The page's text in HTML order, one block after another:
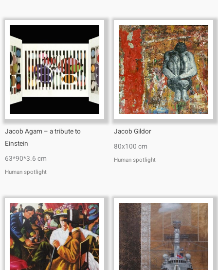
Jacob Agam – a tribute to
Einstein
63*90*3.6 cm
Human spotlight
Jacob Gildor
80x100 cm
Human spotlight